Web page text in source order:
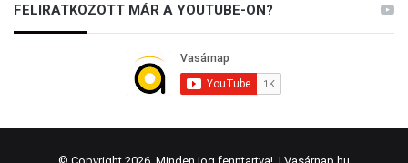
FELIRATKOZOTT MÁR A YOUTUBE-ON?